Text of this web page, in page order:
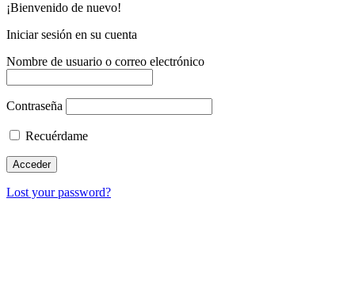
¡Bienvenido de nuevo!
Iniciar sesión en su cuenta
Nombre de usuario o correo electrónico
Contraseña
Recuérdame
Lost your password?